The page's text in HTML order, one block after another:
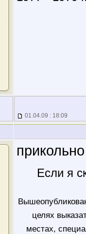
01.04.09 : 18:09
прикольно
Если я
целях
местах,